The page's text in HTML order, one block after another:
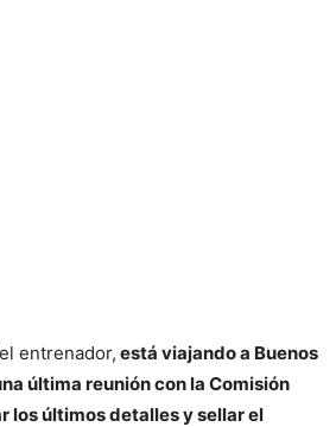
entrenador, está viajando a Buenos
última reunión con la Comisión
los últimos detalles y sellar el